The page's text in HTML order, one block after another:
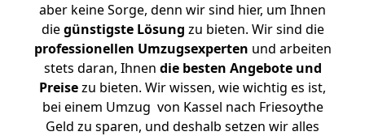
aber keine Sorge, denn wir sind hier, um Ihnen
diegünstigste Lösung zu bieten. Wir sind die
professionellen Umzugsexperten und arbeiten
stets daran, Ihnen die besten Angebote und
Preisezu bieten. Wir wissen, wie wichtig es ist,
bei einem Umzug von Kassel nach Friesoythe
Geld zu sparen, und deshalb setzen wir alles